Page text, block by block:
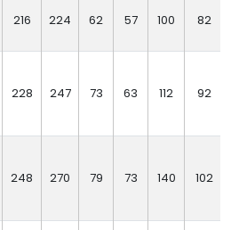
216 224 62 57 100 82
228 247 73 63 112 92
248 270 79 73 140 102